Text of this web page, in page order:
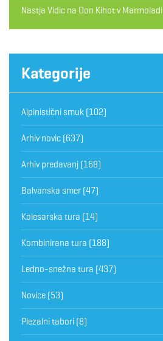
Nastja Vidic na Don Kihot v Marmoladi
Kategorije
Alpinistični smuk (102)
Arhiv novic (637)
Arhiv predavanj (168)
Balvanska smer (47)
Kolesarska tura (14)
Kombinirana tura (188)
Ledno-snežna tura (437)
Novice (53)
Plezalni tabori (8)